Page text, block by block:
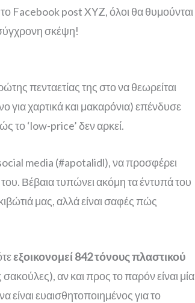
Facebook post XYZ, όλοι θα θυμούνται
σκέψη!
πενταετίας της στο να θεωρείται
για χαρτικά και μακαρόνια) επένδυσε
το ‘low-price’ δεν αρκεί.
media (#apotalidl), να προσφέρει
του. Βέβαια τυπώνει ακόμη τα έντυπά του
μας, αλλά είναι σαφές πώς
εξοικονομεί 842 τόνους πλαστικού
αν και προς το παρόν είναι μία
ευαισθητοποιημένος για το